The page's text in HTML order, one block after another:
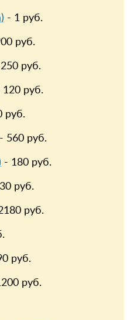
- 1руб.
руб.
250руб.
120руб.
руб.
- 560руб.
- 180руб.
руб.
руб.
руб.
руб.